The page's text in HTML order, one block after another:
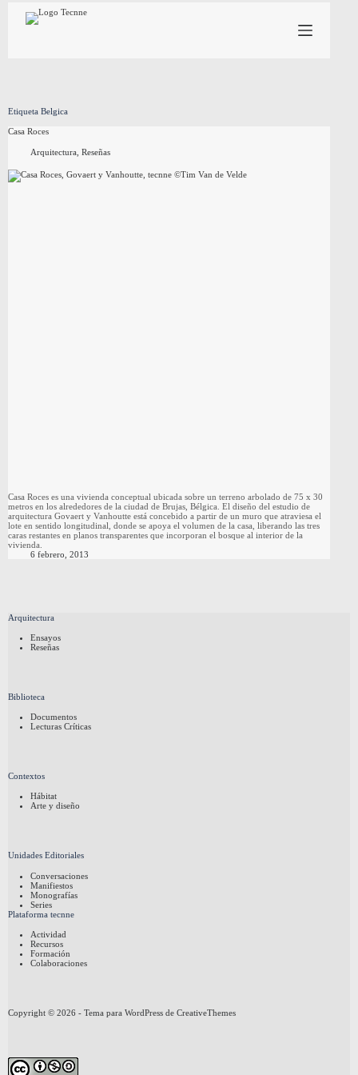
contenido
Etiqueta Belgica
Casa Roces
Arquitectura, Reseñas
Casa Roces es una vivienda conceptual ubicada sobre un terreno arbolado de 75 x 30
metros en los alrededores de la ciudad de Brujas, Bélgica. El diseño del estudio de
arquitectura Govaert y Vanhoutte está concebido a partir de un muro que atraviesa el
lote en sentido longitudinal, donde se apoya el volumen de la casa, liberando las tres
caras restantes en planos transparentes que incorporan el bosque al interior de la
vivienda.
6 febrero, 2013
Arquitectura
Ensayos
Reseñas
Biblioteca
Documentos
Lecturas Críticas
Contextos
Hábitat
Arte y diseño
Unidades Editoriales
Conversaciones
Manifiestos
Monografías
Series
Plataforma tecnne
Actividad
Recursos
Formación
Colaboraciones
Copyright © 2026 - Tema para WordPress de CreativeThemes